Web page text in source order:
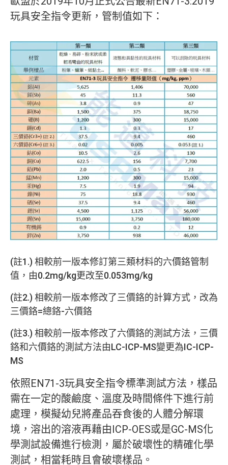
玩具安全指令更新，管制值如下：
(註1.) 相較前一版本修訂第三類材料的六價鉻管制
值，由0.2mg/kg更改至0.053mg/kg
(註2.) 相較前一版本修改了三價鉻的計算方式，改為
三價鉻=總鉻-六價鉻
(註3.) 相較前一版本修改了六價鉻的測試方法，三價
鉻和六價鉻的測試方法由LC-ICP-MS變更為IC-ICP-
MS
依照EN71-3玩具安全指令標準測試方法，樣品
需在一定的酸鹼度、溫度及時間條件下進行前
處理，模擬幼兒將產品吞食後的人體分解環
境，溶出的溶液再藉由ICP-OES或是GC-MS化
學測試設備進行檢測，屬於破壞性的精確化學
測試，相當耗時且會破壞樣品。